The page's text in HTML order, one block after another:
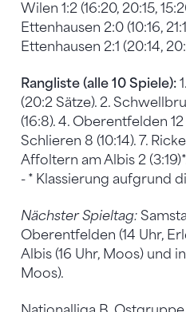
Wilen 1:2 (16:20, 20:15,
Ettenhausen 2:0 (10:16,
Ettenhausen 2:1 (20:14,
Rangliste (alle 10 Spiele):
(20:2 Sätze). 2.
(16:8). 4. Oberentfelden 12
Schlieren 8 (10:14). 7.
Affoltern am Albis 2
- * Klassierung aufgrund
Nächster Spieltag:
Oberentfelden (14 Uhr,
Albis (16 Uhr, Moos) und
Moos).